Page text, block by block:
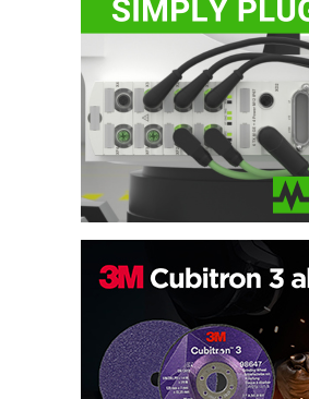
Bezbednost na prvom
IB BLUMENAUER - više
poverenja u industriji
RMQ-TITAN ADVANCED
– Pametna signalizacija
upravljanje mašinama